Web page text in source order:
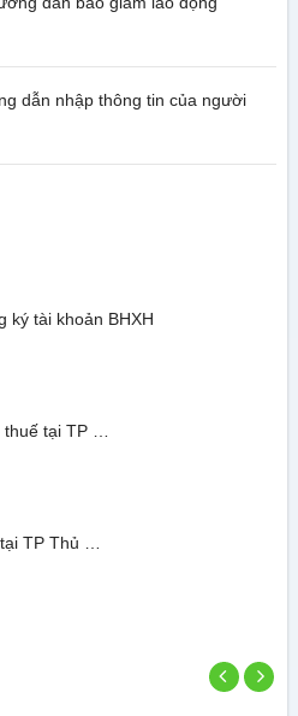
dẫn nhập thông tin của người
ký tài khoản BHXH
tại TP …
TP Thủ …